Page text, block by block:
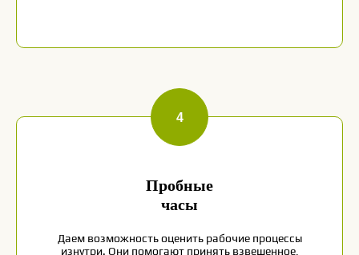
Пробные
часы
Даем возможность оценить рабочие процессы
изнутри. Они помогают принять взвешенное,
ценностьЧикен-
КОМАНДА